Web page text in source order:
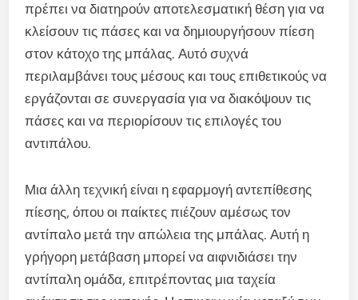
πρέπει να διατηρούν αποτελεσματική θέση για να
κλείσουν τις πάσες και να δημιουργήσουν πίεση
στον κάτοχο της μπάλας. Αυτό συχνά
περιλαμβάνει τους μέσους και τους επιθετικούς να
εργάζονται σε συνεργασία για να διακόψουν τις
πάσες και να περιορίσουν τις επιλογές του
αντιπάλου.
Μια άλλη τεχνική είναι η εφαρμογή αντεπίθεσης
πίεσης, όπου οι παίκτες πιέζουν αμέσως τον
αντίπαλο μετά την απώλεια της μπάλας. Αυτή η
γρήγορη μετάβαση μπορεί να αιφνιδιάσει την
αντίπαλη ομάδα, επιτρέποντας μια ταχεία